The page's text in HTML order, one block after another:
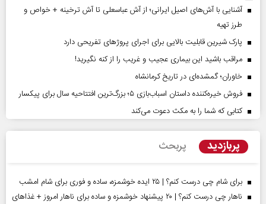
آشنایی با آش‌های اصیل ایرانی؛ از آش عباسعلی تا آش ترخینه + خواص و
طرز تهیه
پارک شیرین قابلیت‌ بالایی برای اجرای پروژهای تفریحی دارد
مراقب باشید این بیماری عجیب و غریب را از کنه نگیرید!
خاوران؛ گمشده‌ای در تاریخ کرمانشاه
فروش خیره‌کننده داستان اسباب‌بازی ۵؛ بزرگ‌ترین افتتاحیه سال برای پیکسار
کتابی که شما را به مکث دعوت می‌کند
پربازدید پربحث
برای شام چی درست کنم؟ | ۲۵ ایده خوشمزه، ساده و فوری برای شام امشب
ناهار چی درست کنم؟ | ۲۰ پیشنهاد خوشمزه و ساده برای ناهار امروز + غذاهای